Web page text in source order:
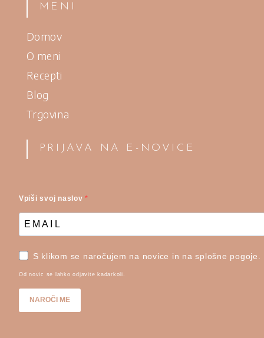
MENI
Domov
O meni
Recepti
Blog
Trgovina
PRIJAVA NA E-NOVICE
Vpiši svoj naslov
S klikom se naročujem na novice in na splošne pogoje.
Od novic se lahko odjavite kadarkoli.
NAROČI ME